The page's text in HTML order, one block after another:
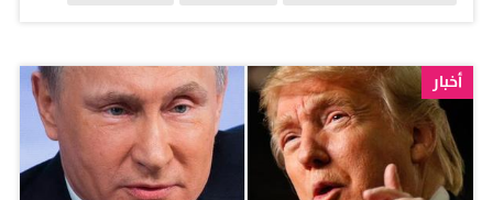
المحاكمة بسبب أسلوب معالجتها للسياسة الخارجية الأمريكية
كوزيرة للخارجية، خلال فترة الحكم الأولى للرئيس باراك
أوباما، ولاستخدامها خادم بريد إلكتروني خاصاً أثناء وجودها في
منصبها". وسعى ترامب طوال الأسبوع لوقف هذه الهتافات،
أخبار